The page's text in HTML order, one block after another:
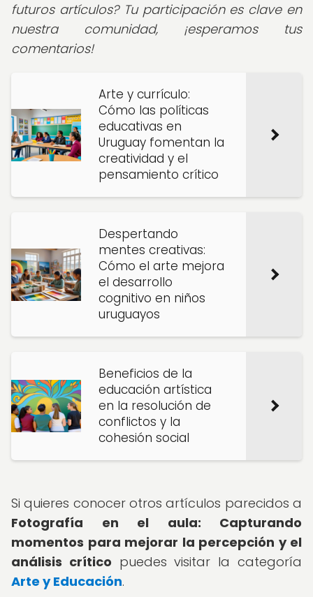
futuros artículos? Tu participación es clave en
nuestra comunidad, ¡esperamos tus
comentarios!
Arte y currículo:
Cómo las políticas
educativas en
Uruguay fomentan la
creatividad y el
pensamiento crítico
Despertando
mentes creativas:
Cómo el arte mejora
el desarrollo
cognitivo en niños
uruguayos
Beneficios de la
educación artística
en la resolución de
conflictos y la
cohesión social
Si quieres conocer otros artículos parecidos a
Fotografía en el aula: Capturando
momentos para mejorar la percepción y el
análisis crítico puedes visitar la categoría
Arte y Educación.